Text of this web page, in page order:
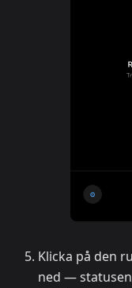
Klicka på den
ned —